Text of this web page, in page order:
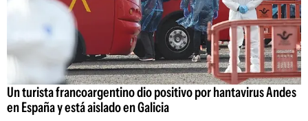
Un turista francoargentino dio positivo por hantavirus Andes
en España y está aislado en Galicia